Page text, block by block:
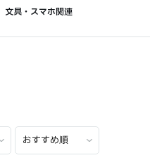
文具・スマホ関連